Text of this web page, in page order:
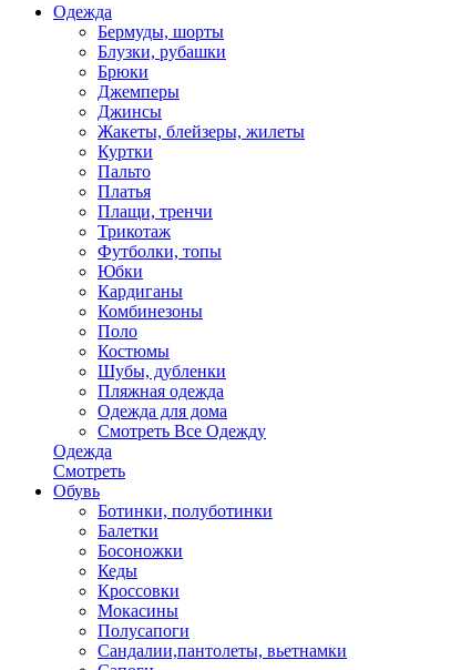
Одежда
Бермуды, шорты
Блузки, рубашки
Брюки
Джемперы
Джинсы
Жакеты, блейзеры, жилеты
Куртки
Пальто
Платья
Плащи, тренчи
Трикотаж
Футболки, топы
Юбки
Кардиганы
Комбинезоны
Поло
Костюмы
Шубы, дубленки
Пляжная одежда
Одежда для дома
Смотреть Все Одежду
Одежда
Смотреть
Обувь
Ботинки, полуботинки
Балетки
Босоножки
Кеды
Кроссовки
Мокасины
Полусапоги
Сандалии,пантолеты, вьетнамки